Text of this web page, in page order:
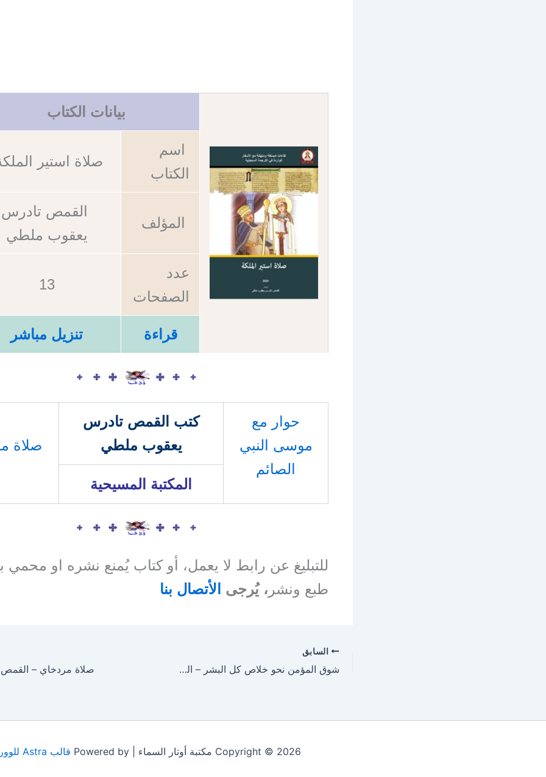
بيانات الكتاب
اسم
الكتاب
صلاة استير
المؤلف
القمص تادرس
يعقوب ملطي
عدد
الصفحات
13
قراءة تنزيل مباشر
حوار مع
موسى النبي
الصائم
كتب القمص تادرس
يعقوب ملطي
صلاة
المكتبة المسيحية
للتبليغ عن رابط لا يعمل، أو كتاب يُمنع نشره او
طبع ونشر ، يُرجى الأتصال بنا
السابق
شوق المؤمن نحو خلاص كل البشر – القمص تادرس يعقوب ملطي
Copyright © 2026 مكتبة أوتار السماء | Powered by قالب Astra للووردبريس